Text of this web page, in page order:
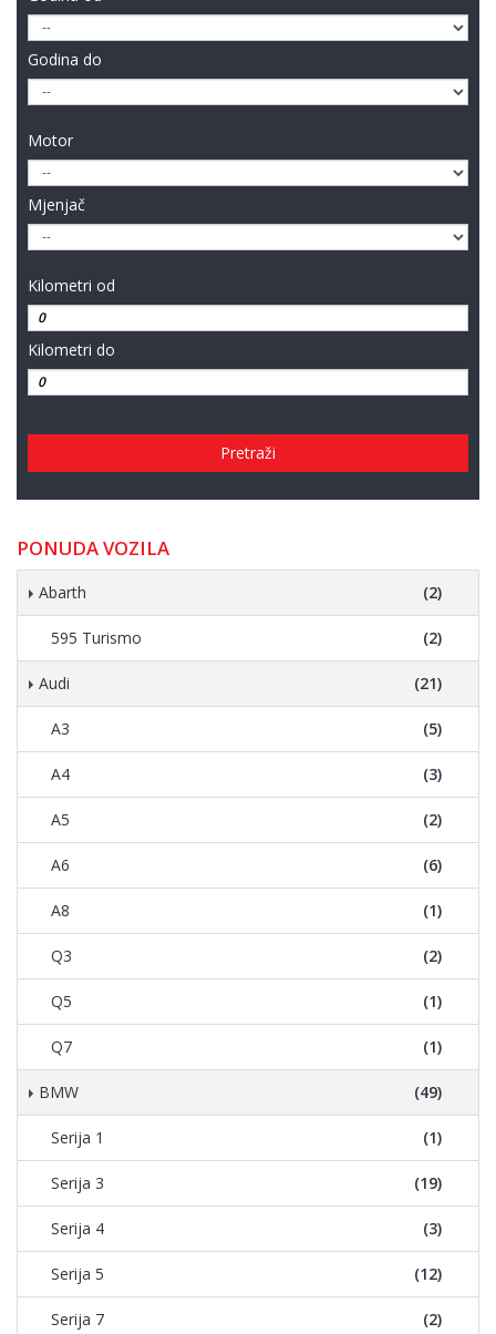
Godina do
Motor
Mjenjač
Kilometri od
Kilometri do
Pretraži
PONUDA VOZILA
Abarth (2)
595 Turismo (2)
Audi (21)
A3 (5)
A4 (3)
A5 (2)
A6 (6)
A8 (1)
Q3 (2)
Q5 (1)
Q7 (1)
BMW (49)
Serija 1 (1)
Serija 3 (19)
Serija 4 (3)
Serija 5 (12)
Serija 7 (2)